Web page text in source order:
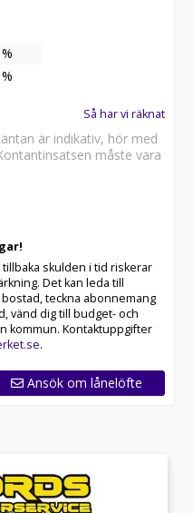
%
Så har vi räknat
är indikativ, hör med
måste vara
skulden i tid riskerar
Det kan leda till
teckna abonnemang
vänd dig till budget- och
kommun. Kontaktuppgifter
.
Ansök om lånelöfte